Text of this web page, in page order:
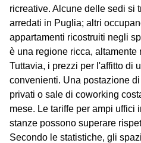
ricreative. Alcune delle sedi si
arredati in Puglia; altri
appartamenti ricostruiti negli
è una regione ricca, altamente
Tuttavia, i prezzi per l'affitto di
convenienti. Una postazione
privati o sale di coworking
mese. Le tariffe per ampi uffici
stanze possono superare
Secondo le statistiche, gli